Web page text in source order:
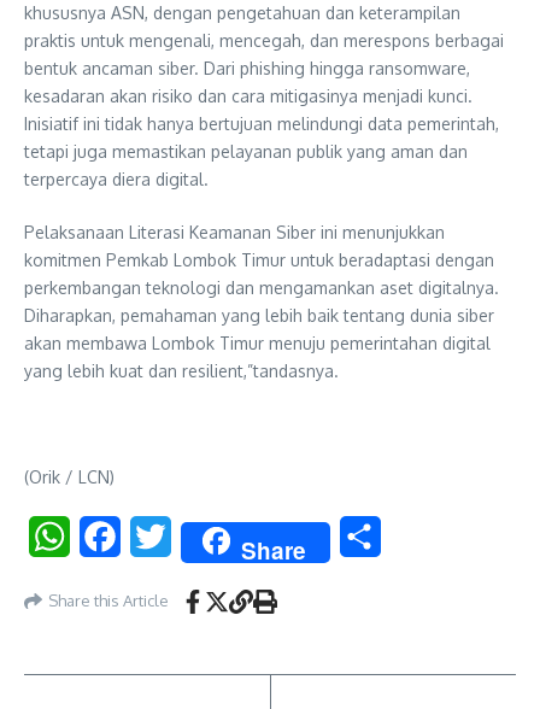
khususnya ASN, dengan pengetahuan dan keterampilan
praktis untuk mengenali, mencegah, dan merespons berbagai
bentuk ancaman siber. Dari phishing hingga ransomware,
kesadaran akan risiko dan cara mitigasinya menjadi kunci.
Inisiatif ini tidak hanya bertujuan melindungi data pemerintah,
tetapi juga memastikan pelayanan publik yang aman dan
terpercaya diera digital.
Pelaksanaan Literasi Keamanan Siber ini menunjukkan
komitmen Pemkab Lombok Timur untuk beradaptasi dengan
perkembangan teknologi dan mengamankan aset digitalnya.
Diharapkan, pemahaman yang lebih baik tentang dunia siber
akan membawa Lombok Timur menuju pemerintahan digital
yang lebih kuat dan resilient,”tandasnya.
(Orik / LCN)
WhatsAppFacebookTwitter Share
Share this Article